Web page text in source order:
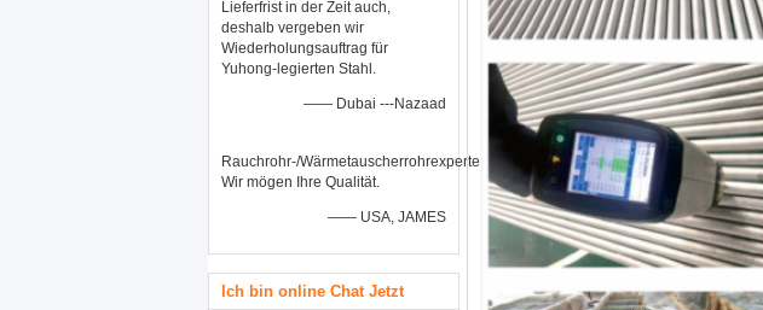
Lieferfrist in der Zeit auch,
deshalb vergeben wir
Wiederholungsauftrag für
Yuhong-legierten Stahl.
—— Dubai ---Nazaad
Rauchrohr-/Wärmetauscherrohrexperte.
Wir mögen Ihre Qualität.
—— USA, JAMES
Ich bin online Chat Jetzt